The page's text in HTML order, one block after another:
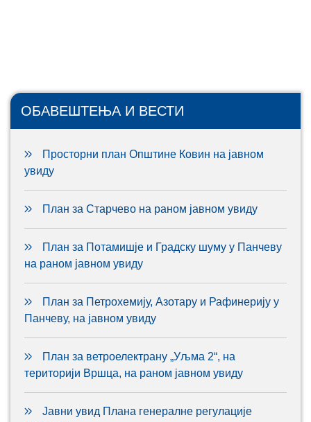
ОБАВЕШТЕЊА И ВЕСТИ
Просторни план Општине Ковин на јавном
увиду
План за Старчево на раном јавном увиду
План за Потамишје и Градску шуму у Панчеву
на раном јавном увиду
План за Петрохемију, Азотару и Рафинерију у
Панчеву, на јавном увиду
План за ветроелектрану „Уљма 2“, на
територији Вршца, на раном јавном увиду
Јавни увид Плана генералне регулације